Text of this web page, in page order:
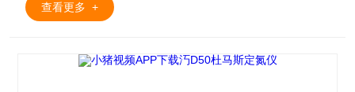
查看更多 +